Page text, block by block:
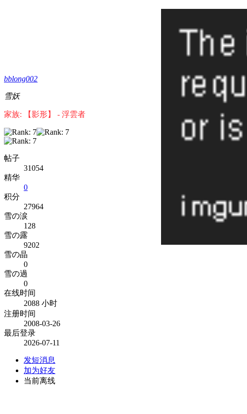
bblong002
雪妖
家族: 【影形】 - 浮雲者
帖子
31054
精华
0
积分
27964
雪の涙
128
雪の露
9202
雪の晶
0
雪の過
0
在线时间
2088 小时
注册时间
2008-03-26
最后登录
2026-07-11
发短消息
加为好友
当前离线